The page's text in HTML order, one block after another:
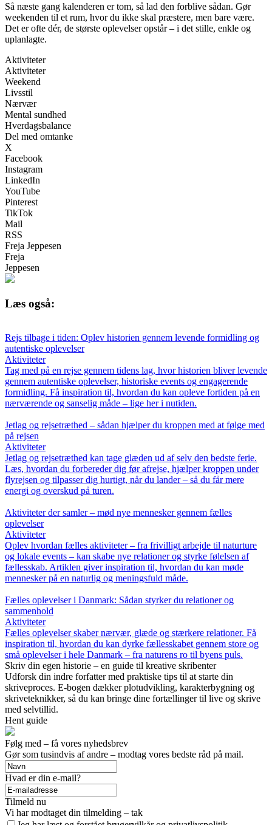
Så næste gang kalenderen er tom, så lad den forblive sådan. Gør
weekenden til et rum, hvor du ikke skal præstere, men bare være.
Det er ofte dér, de største oplevelser opstår – i det stille, enkle og
uplanlagte.
Aktiviteter
Aktiviteter
Weekend
Livsstil
Nærvær
Mental sundhed
Hverdagsbalance
Del med omtanke
X
Facebook
Instagram
LinkedIn
YouTube
Pinterest
TikTok
Mail
RSS
Freja Jeppesen
Freja
Jeppesen
Læs også:
Rejs tilbage i tiden: Oplev historien gennem levende formidling og
autentiske oplevelser
Aktiviteter
Tag med på en rejse gennem tidens lag, hvor historien bliver levende
gennem autentiske oplevelser, historiske events og engagerende
formidling. Få inspiration til, hvordan du kan opleve fortiden på en
nærværende og sanselig måde – lige her i nutiden.
Jetlag og rejsetræthed – sådan hjælper du kroppen med at følge med
på rejsen
Aktiviteter
Jetlag og rejsetræthed kan tage glæden ud af selv den bedste ferie.
Læs, hvordan du forbereder dig før afrejse, hjælper kroppen under
flyrejsen og tilpasser dig hurtigt, når du lander – så du får mere
energi og overskud på turen.
Aktiviteter der samler – mød nye mennesker gennem fælles
oplevelser
Aktiviteter
Oplev hvordan fælles aktiviteter – fra frivilligt arbejde til naturture
og lokale events – kan skabe nye relationer og styrke følelsen af
fællesskab. Artiklen giver inspiration til, hvordan du kan møde
mennesker på en naturlig og meningsfuld måde.
Fælles oplevelser i Danmark: Sådan styrker du relationer og
sammenhold
Aktiviteter
Fælles oplevelser skaber nærvær, glæde og stærkere relationer. Få
inspiration til, hvordan du kan dyrke fællesskabet gennem store og
små oplevelser i hele Danmark – fra naturens ro til byens puls.
Skriv din egen historie – en guide til kreative skribenter
Udforsk din indre forfatter med praktiske tips til at starte din
skriveproces. E-bogen dækker plotudvikling, karakterbygning og
skriveteknikker, så du kan bringe dine fortællinger til live og skrive
med selvtillid.
Hent guide
Følg med – få vores nyhedsbrev
Gør som tusindvis af andre – modtag vores bedste råd på mail.
Hvad er din e-mail?
Tilmeld nu
Vi har modtaget din tilmelding – tak